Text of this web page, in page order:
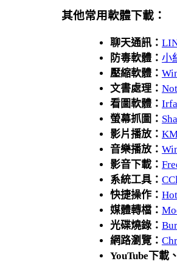
其他常用軟體下載：
聊天通訊：
防毒軟體： 小
壓縮軟體：
文書處理：
看圖軟體：
螢幕抓圖：
影片播放：
音樂播放：
影音下載：
系統工具：
快捷操作：
媒體轉檔：
光碟燒錄：
網路瀏覽：
YouTube下載